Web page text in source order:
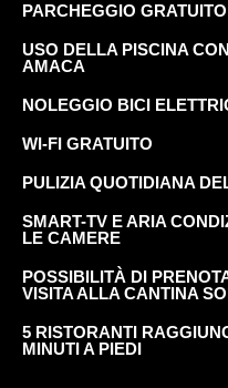
PARCHEGGIO GRATUITO
USO DELLA PISCINA
AMACA
NOLEGGIO BICI
WI-FI GRATUITO
PULIZIA QUOTIDIANA
SMART-TV E ARIA
LE CAMERE
POSSIBILITÀ DI
VISITA ALLA CANTINA
5 RISTORANTI
MINUTI A PIEDI